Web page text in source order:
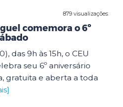
879 visualizações
comemora o 6º
das 9h às 15h, o CEU
seu 6º aniversário
gratuita e aberta a toda